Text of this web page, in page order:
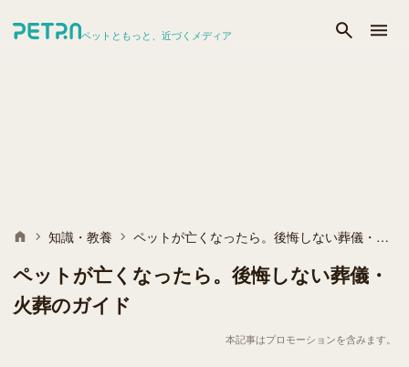
ペットともっと、近づくメディア
知識・教養 ペットが亡くなったら。後悔しない葬儀・火葬のガイド
ペットが亡くなったら。後悔しない葬儀・
火葬のガイド
本記事はプロモーションを含みます。